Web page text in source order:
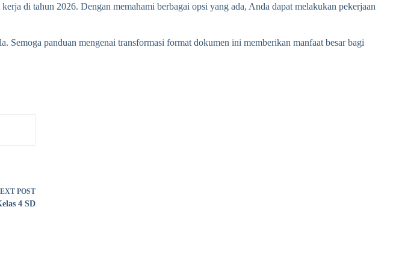
di tahun 2026. Dengan memahami berbagai opsi yang ada, Anda dapat melakukan pekerjaan
panduan mengenai transformasi format dokumen ini memberikan manfaat besar bagi
POST
4 SD